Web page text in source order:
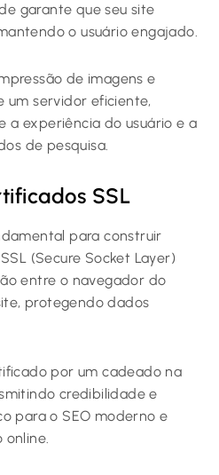
garante que seu site
o usuário engajado.
de imagens e
um servidor eficiente,
a experiência do usuário e a
de pesquisa.
SSL
para construir
(Secure Socket Layer)
entre o navegador do
protegendo dados
por um cadeado na
credibilidade e
para o SEO moderno e
online.